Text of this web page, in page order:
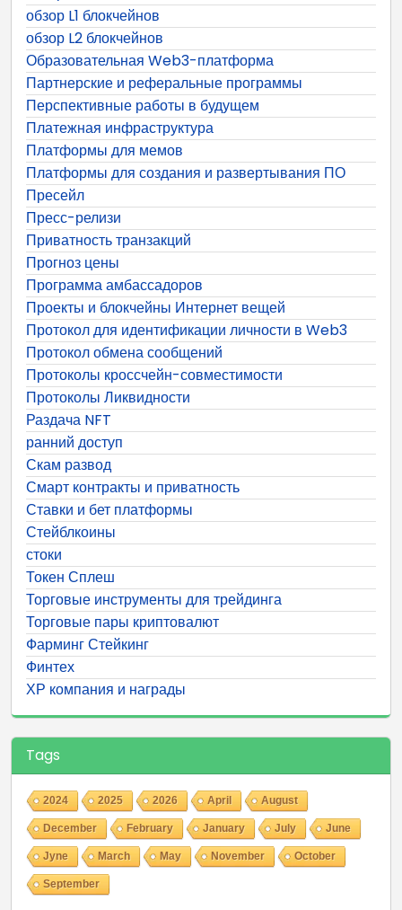
обзор L1 блокчейнов
обзор L2 блокчейнов
Образовательная Web3-платформа
Партнерские и реферальные программы
Перспективные работы в будущем
Платежная инфраструктура
Платформы для мемов
Платформы для создания и развертывания ПО
Пресейл
Пресс-релизи
Приватность транзакций
Прогноз цены
Программа амбассадоров
Проекты и блокчейны Интернет вещей
Протокол для идентификации личности в Web3
Протокол обмена сообщений
Протоколы кроссчейн-совместимости
Протоколы Ликвидности
Раздача NFT
ранний доступ
Скам развод
Смарт контракты и приватность
Ставки и бет платформы
Стейблкоины
стоки
Токен Сплеш
Торговые инструменты для трейдинга
Торговые пары криптовалют
Фарминг Стейкинг
Финтех
ХР компания и награды
Tags
2024 2025 2026 April August
December February January July June
Jyne March May November October
September